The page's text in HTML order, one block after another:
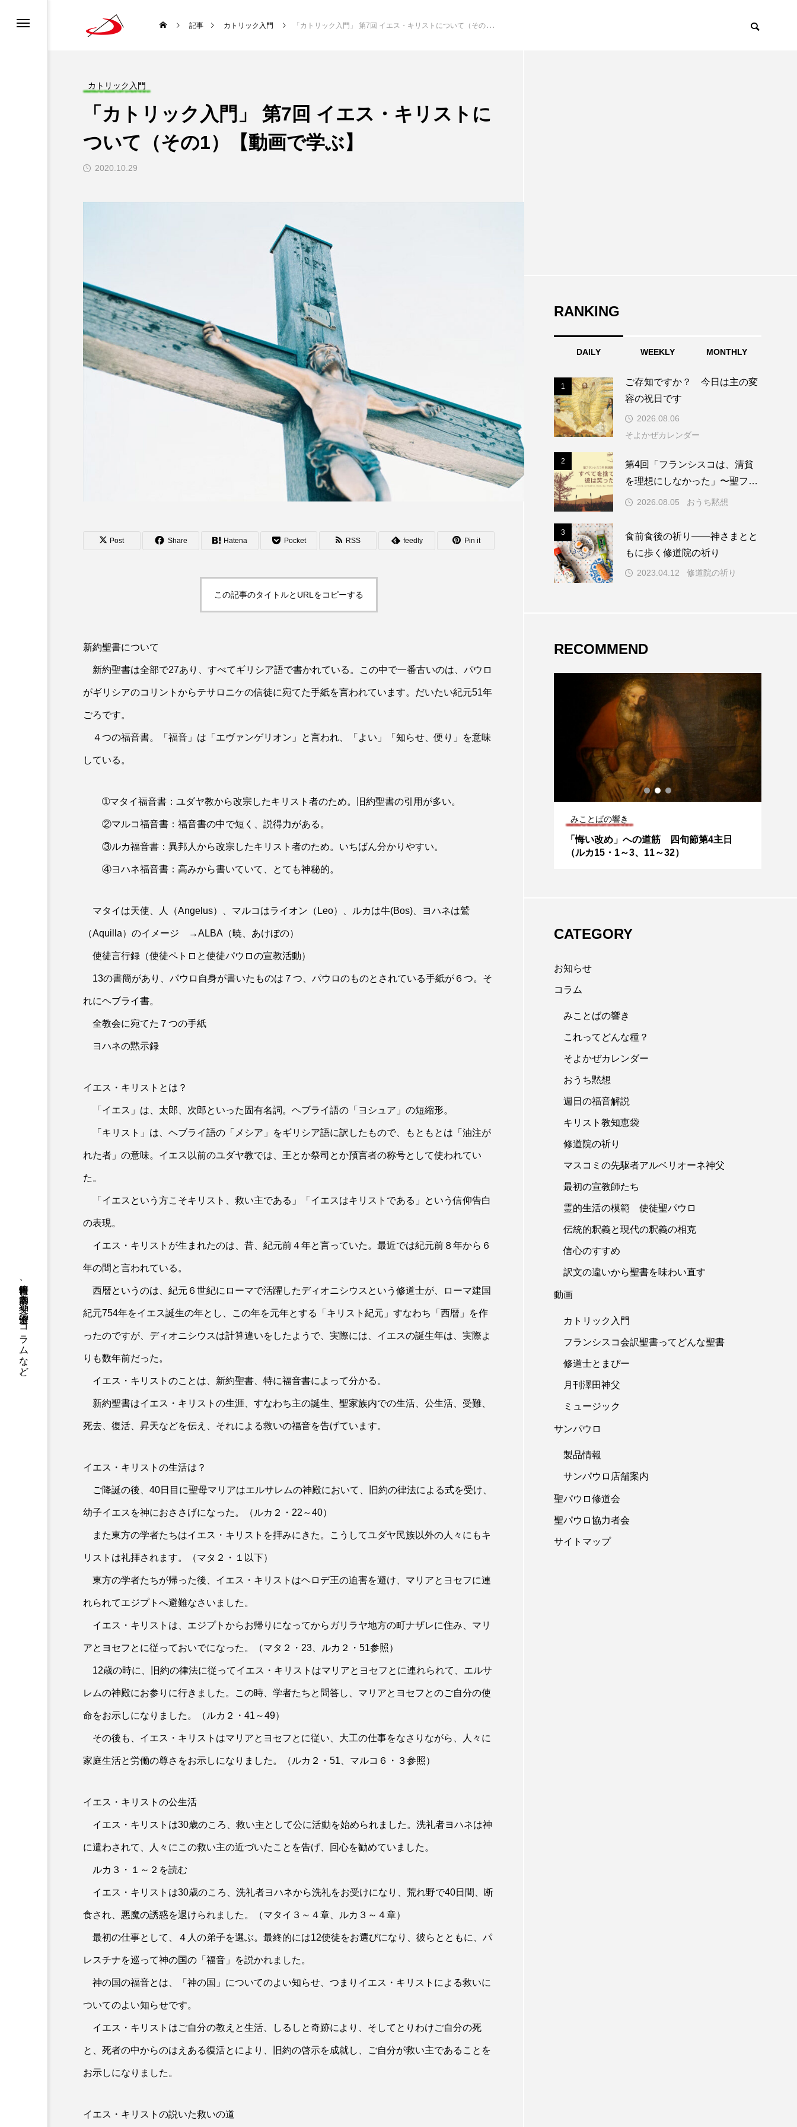
書籍情報、店舗案内、神父や修道士のコラムなど。
記事 カトリック入門 「カトリック入門」 第7回 イエス・キリストについて（その1）【動画で学ぶ】
カトリック入門
「カトリック入門」 第7回 イエス・キリストに
ついて（その1）【動画で学ぶ】
2020.10.29
Post Share Hatena Pocket RSS feedly Pin it
この記事のタイトルとURLをコピーする
新約聖書について
新約聖書は全部で27あり、すべてギリシア語で書かれている。この中で一番古いのは、パウロ
がギリシアのコリントからテサロニケの信徒に宛てた手紙を言われています。だいたい紀元51年
ごろです。
４つの福音書。「福音」は「エヴァンゲリオン」と言われ、「よい」「知らせ、便り」を意味
している。
➀マタイ福音書：ユダヤ教から改宗したキリスト者のため。旧約聖書の引用が多い。
②マルコ福音書：福音書の中で短く、説得力がある。
③ルカ福音書：異邦人から改宗したキリスト者のため。いちばん分かりやすい。
④ヨハネ福音書：高みから書いていて、とても神秘的。
マタイは天使、人（Angelus）、マルコはライオン（Leo）、ルカは牛(Bos)、ヨハネは鷲
（Aquilla）のイメージ →ALBA（暁、あけぼの）
使徒言行録（使徒ペトロと使徒パウロの宣教活動）
13の書簡があり、パウロ自身が書いたものは７つ、パウロのものとされている手紙が６つ。そ
れにヘブライ書。
全教会に宛てた７つの手紙
ヨハネの黙示録
イエス・キリストとは？
「イエス」は、太郎、次郎といった固有名詞。ヘブライ語の「ヨシュア」の短縮形。
「キリスト」は、ヘブライ語の「メシア」をギリシア語に訳したもので、もともとは「油注が
れた者」の意味。イエス以前のユダヤ教では、王とか祭司とか預言者の称号として使われてい
た。
「イエスという方こそキリスト、救い主である」「イエスはキリストである」という信仰告白
の表現。
イエス・キリストが生まれたのは、昔、紀元前４年と言っていた。最近では紀元前８年から６
年の間と言われている。
西暦というのは、紀元６世紀にローマで活躍したディオニシウスという修道士が、ローマ建国
紀元754年をイエス誕生の年とし、この年を元年とする「キリスト紀元」すなわち「西暦」を作
ったのですが、ディオニシウスは計算違いをしたようで、実際には、イエスの誕生年は、実際よ
りも数年前だった。
イエス・キリストのことは、新約聖書、特に福音書によって分かる。
新約聖書はイエス・キリストの生涯、すなわち主の誕生、聖家族内での生活、公生活、受難、
死去、復活、昇天などを伝え、それによる救いの福音を告げています。
イエス・キリストの生活は？
ご降誕の後、40日目に聖母マリアはエルサレムの神殿において、旧約の律法による式を受け、
幼子イエスを神におささげになった。（ルカ２・22～40）
また東方の学者たちはイエス・キリストを拝みにきた。こうしてユダヤ民族以外の人々にもキ
リストは礼拝されます。（マタ２・１以下）
東方の学者たちが帰った後、イエス・キリストはヘロデ王の迫害を避け、マリアとヨセフに連
れられてエジプトへ避難なさいました。
イエス・キリストは、エジプトからお帰りになってからガリラヤ地方の町ナザレに住み、マリ
アとヨセフとに従っておいでになった。（マタ２・23、ルカ２・51参照）
12歳の時に、旧約の律法に従ってイエス・キリストはマリアとヨセフとに連れられて、エルサ
レムの神殿にお参りに行きました。この時、学者たちと問答し、マリアとヨセフとのご自分の使
命をお示しになりました。（ルカ２・41～49）
その後も、イエス・キリストはマリアとヨセフとに従い、大工の仕事をなさりながら、人々に
家庭生活と労働の尊さをお示しになりました。（ルカ２・51、マルコ６・３参照）
イエス・キリストの公生活
イエス・キリストは30歳のころ、救い主として公に活動を始められました。洗礼者ヨハネは神
に遣わされて、人々にこの救い主の近づいたことを告げ、回心を勧めていました。
ルカ３・１～２を読む
イエス・キリストは30歳のころ、洗礼者ヨハネから洗礼をお受けになり、荒れ野で40日間、断
食され、悪魔の誘惑を退けられました。（マタイ３～４章、ルカ３～４章）
最初の仕事として、４人の弟子を選ぶ。最終的には12使徒をお選びになり、彼らとともに、パ
レスチナを巡って神の国の「福音」を説かれました。
神の国の福音とは、「神の国」についてのよい知らせ、つまりイエス・キリストによる救いに
ついてのよい知らせです。
イエス・キリストはご自分の教えと生活、しるしと奇跡により、そしてとりわけご自分の死
と、死者の中からのはえある復活とにより、旧約の啓示を成就し、ご自分が救い主であることを
お示しになりました。
イエス・キリストの説いた救いの道
RANKING
DAILY WEEKLY MONTHLY
1
ご存知ですか？ 今日は主の変
容の祝日です
2026.08.06
そよかぜカレンダー
2
第4回「フランシスコは、清貧
を理想にしなかった」〜聖フラ
ンシスコ年黙想講話〜
2026.08.05 おうち黙想
3
食前食後の祈り――神さまとと
もに歩く修道院の祈り
2023.04.12 修道院の祈り
RECOMMEND
修道会ニュース
チャン・ゴー・グエン・ヴー助祭、司祭に
叙階される
パウロ修道会最初の宣教師たち（19）
みことばの響き
「悔い改め」への道筋 四旬節第4主日
（ルカ15・1～3、11～32）
CATEGORY
お知らせ
コラム
みことばの響き
これってどんな種？
そよかぜカレンダー
おうち黙想
週日の福音解説
キリスト教知恵袋
修道院の祈り
マスコミの先駆者アルベリオーネ神父
最初の宣教師たち
霊的生活の模範 使徒聖パウロ
伝統的釈義と現代の釈義の相克
信心のすすめ
訳文の違いから聖書を味わい直す
動画
カトリック入門
フランシスコ会訳聖書ってどんな聖書
修道士とまぴー
月刊澤田神父
ミュージック
サンパウロ
製品情報
サンパウロ店舗案内
聖パウロ修道会
聖パウロ協力者会
サイトマップ